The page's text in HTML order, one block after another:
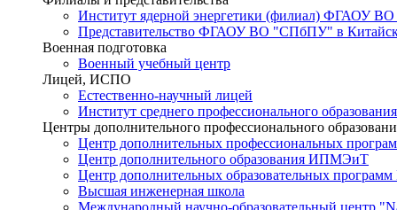
Институт ядерной энергетики (филиал) ФГАОУ
Представительство ФГАОУ ВО "СПбПУ" в
Военная подготовка
Военный учебный центр
Лицей, ИСПО
Естественно-научный лицей
Институт среднего профессионального образования
Центры дополнительного профессионального
Центр дополнительных профессиональных
Центр дополнительного образования ИПМЭиТ
Центр дополнительных образовательных
Высшая инженерная школа
Международный научно-образовательный центр